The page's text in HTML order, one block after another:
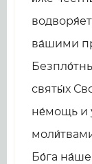
ва́шими
святы́х
не́мощь и
Бо́га